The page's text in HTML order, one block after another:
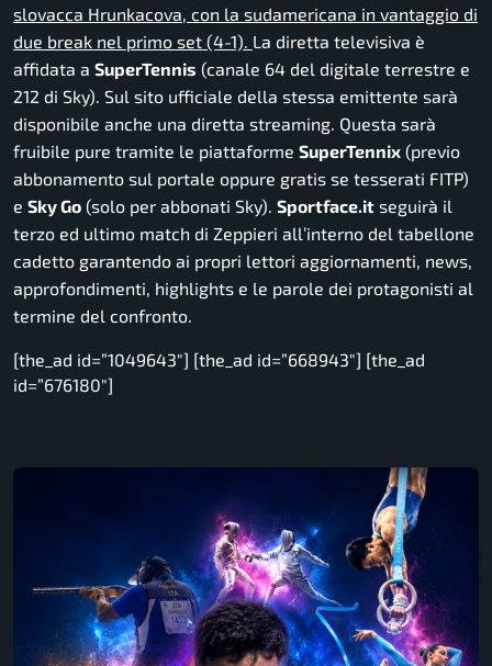
slovacca Hrunkacova, con la sudamericana in vantaggio di
due break nel primo set (4-1). La diretta televisiva è
affidata a SuperTennis (canale 64 del digitale terrestre e
212 di Sky). Sul sito ufficiale della stessa emittente sarà
disponibile anche una diretta streaming. Questa sarà
fruibile pure tramite le piattaforme SuperTennix (previo
abbonamento sul portale oppure gratis se tesserati FITP)
e Sky Go (solo per abbonati Sky). Sportface.it seguirà il
terzo ed ultimo match di Zeppieri all’interno del tabellone
cadetto garantendo ai propri lettori aggiornamenti, news,
approfondimenti, highlights e le parole dei protagonisti al
termine del confronto.
[the_ad id=”1049643″] [the_ad id=”668943″] [the_ad
id=”676180″]